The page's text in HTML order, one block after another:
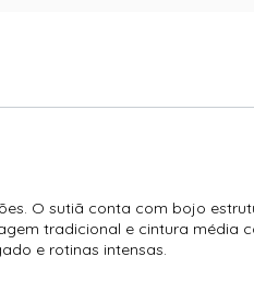
O sutiã conta com bojo
tradicional e cintura média
e rotinas intensas.